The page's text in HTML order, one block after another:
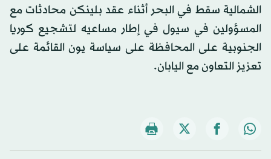
الشمالية سقط في البحر أثناء عقد بلينكن محادثات مع
المسؤولين في سيول في إطار مساعيه لتشجيع كوريا
الجنوبية على المحافظة على سياسة يون القائمة على
تعزيز التعاون مع اليابان.